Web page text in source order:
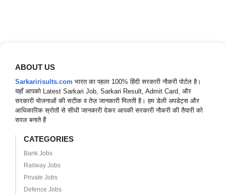
ABOUT US
Sarkaririsults.com भारत का पहला 100% हिंदी सरकारी नौकरी पोर्टल है।
यहाँ आपको Latest Sarkari Job, Sarkari Result, Admit Card, और
सरकारी योजनाओं की सटीक व तेज़ जानकारी मिलती है। हम डेली अपडेट्स और
आधिकारिक स्रोतों से सीधी जानकारी देकर आपकी सरकारी नौकरी की तैयारी को
सरल बनाते हैं
CATEGORIES
Bank Jobs
Railway Jobs
Private Jobs
Defence Jobs